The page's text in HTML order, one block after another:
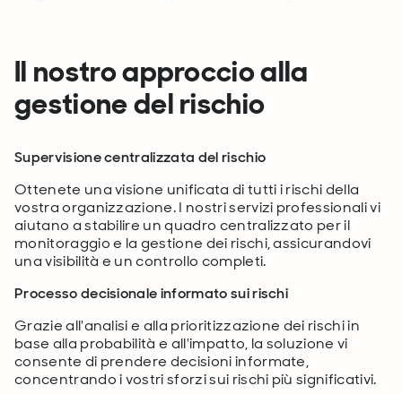
Il nostro approccio alla
gestione del rischio
Supervisione centralizzata del rischio
Ottenete una visione unificata di tutti i rischi della
vostra organizzazione. I nostri servizi professionali vi
aiutano a stabilire un quadro centralizzato per il
monitoraggio e la gestione dei rischi, assicurandovi
una visibilità e un controllo completi.
Processo decisionale informato sui rischi
Grazie all'analisi e alla prioritizzazione dei rischi in
base alla probabilità e all'impatto, la soluzione vi
consente di prendere decisioni informate,
concentrando i vostri sforzi sui rischi più significativi.